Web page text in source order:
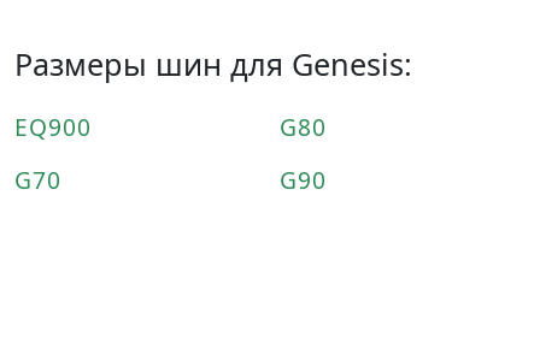
Размеры шин для Genesis:
EQ900
G70
G80
G90